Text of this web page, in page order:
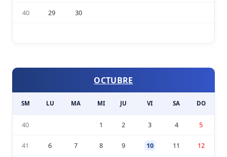
40 29 30
OCTUBRE
SM LU MA MI JU VI SA DO
40 1 2 3 4 5
41 6 7 8 9 10 11 12